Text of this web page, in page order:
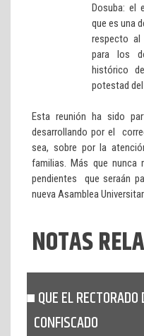
Dosuba: el
que es una
respecto al
para los
histórico
potestad
Esta reunión ha sido
desarrollando por el
sea, sobre por la
familias. Más que nunca
pendientes que seraán
nueva Asamblea
NOTAS
QUE EL
CONFISCADO